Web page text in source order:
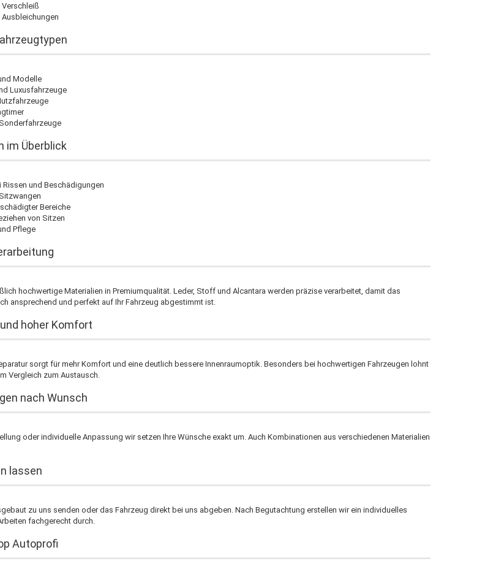
Modelle
Luxusfahrzeuge
im Überblick
Rissen und Beschädigungen
Bereiche
von Sitzen
Pflege
hochwertige Materialien in Premiumqualität. Leder, Stoff und Alcantara werden präzise verarbeitet, damit das
ansprechend und perfekt auf Ihr Fahrzeug abgestimmt ist.
hoher Komfort
sorgt für mehr Komfort und eine deutlich bessere Innenraumoptik. Besonders bei hochwertigen Fahrzeugen lohnt
Vergleich zum Austausch.
nach Wunsch
oder individuelle Anpassung wir setzen Ihre Wünsche exakt um. Auch Kombinationen aus verschiedenen Materialien
lassen
zu uns senden oder das Fahrzeug direkt bei uns abgeben. Nach Begutachtung erstellen wir ein individuelles
fachgerecht durch.
Autoprofi